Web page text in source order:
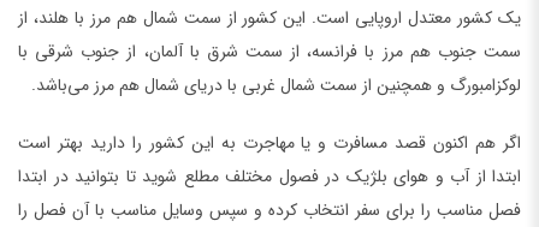
یک کشور معتدل اروپایی است. این کشور از سمت شمال هم مرز با هلند، از
سمت جنوب هم مرز با فرانسه،‌ از سمت شرق با آلمان، از جنوب شرقی با
لوکزامبورگ و همچنین از سمت شمال غربی با دریای شمال هم مرز می‌باشد.
اگر هم اکنون قصد مسافرت و یا مهاجرت به این کشور را دارید بهتر است
ابتدا از آب و هوای بلژیک در فصول مختلف مطلع شوید تا بتوانید در ابتدا
فصل مناسب را برای سفر انتخاب کرده و سپس وسایل مناسب با آن فصل را